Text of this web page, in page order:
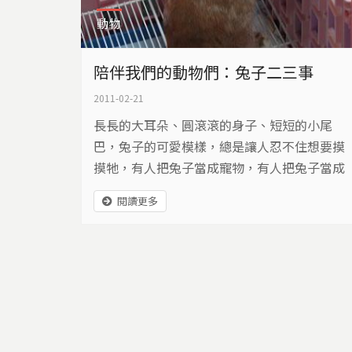
動物
陪伴我們的動物們：兔子二三事
2011-02-21
長長的大耳朵、圓滾滾的身子、短短的小尾
巴，兔子的可愛模樣，總是讓人忍不住想要摸
摸牠，有人把兔子當成寵物，有人把兔子當成
經濟動物，當兔子遇上人類，牠們的命運將有
什麼樣的轉變？
閱讀更多